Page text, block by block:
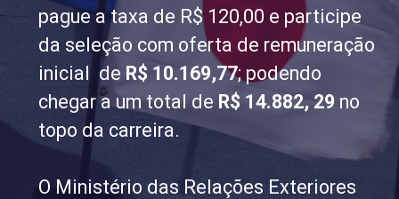
pague a taxa de R$ 120,00 e participe
da seleção com oferta de remuneração
inicial de R$ 10.169,77; podendo
chegar a um total de R$ 14.882, 29 no
topo da carreira.
O Ministério das Relações Exteriores